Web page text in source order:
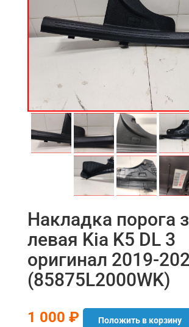
Накладка порога
левая Kia K5 DL 3
оригинал 2019-
(85875L2000WK)
1 000 ₽ Положить в корзину